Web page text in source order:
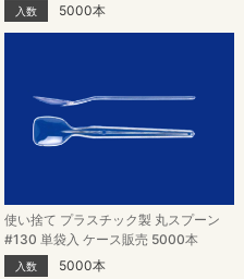
入数 5000本
使い捨て プラスチック製 丸スプーン
#130 単袋入 ケース販売 5000本
入数 5000本